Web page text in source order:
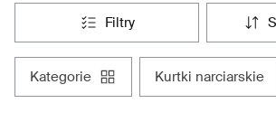
filtry
kategorie kurtki narciarskie